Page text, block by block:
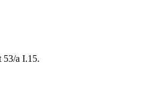
53/a I.15.